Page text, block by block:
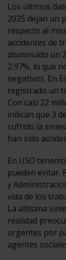
Los últimos
2025 dejan un
respecto al
accidentes de
disminuido un
2,97%, lo que
negativos. En
registrado un
Con casi 22
indican que 3
sufrido la
han sido
En USO
pueden evitar.
y
vida de los
La altísima
realidad
urgentes por
agentes